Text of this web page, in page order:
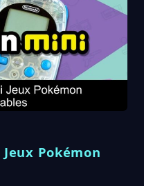
Pokémon